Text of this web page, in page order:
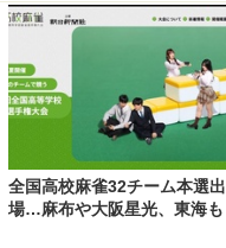
全国高校麻雀32チーム本選出
場…麻布や大阪星光、東海も